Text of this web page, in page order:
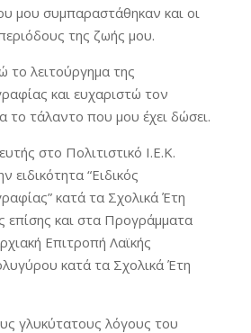
μου συμπαραστάθηκαν και οι
της ζωής μου.
λειτούργημα της
και ευχαριστώ τον
το τάλαντο που μου έχει δώσει.
στο Πολιτιστικό Ι.Ε.Κ.
ειδικότητα “Ειδικός
κατά τα Σχολικά Έτη
και στα Προγράμματα
Επιτροπή Λαϊκής
κατά τα Σχολικά Έτη
γλυκύτατους λόγους του